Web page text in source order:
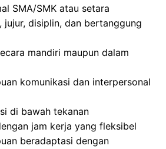
SMA/SMK atau setara
jujur, disiplin, dan bertanggung
mandiri maupun dalam
komunikasi dan interpersonal
di bawah tekanan
jam kerja yang fleksibel
beradaptasi dengan